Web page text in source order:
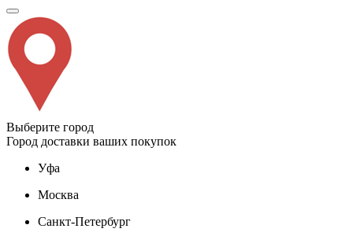
Выберите город
Город доставки ваших покупок
Уфа
Москва
Санкт-Петербург